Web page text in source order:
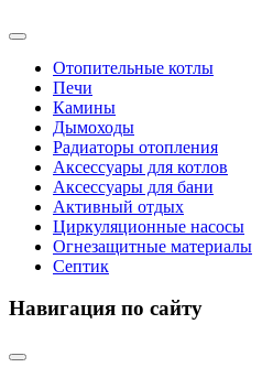
Отопительные котлы
Печи
Камины
Дымоходы
Радиаторы отопления
Аксессуары для котлов
Аксессуары для бани
Активный отдых
Циркуляционные насосы
Огнезащитные материалы
Септик
Навигация по сайту